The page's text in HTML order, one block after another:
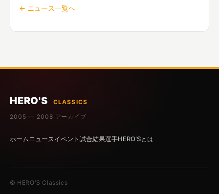
← ニュース一覧へ
HERO'S
CLASSICS
2005 — 2008 アーカイブ
ホームニュースイベント試合結果選手HERO'Sとは
© HERO'S Classics